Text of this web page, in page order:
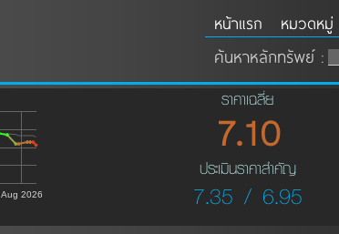
หน้าแรก หมวดหมู่
ค้นหาหลักทรัพย์ :
Aug 2026
ราคาเฉลี่ย
7.10
ประเมินราคาสำคัญ
7.35 / 6.95